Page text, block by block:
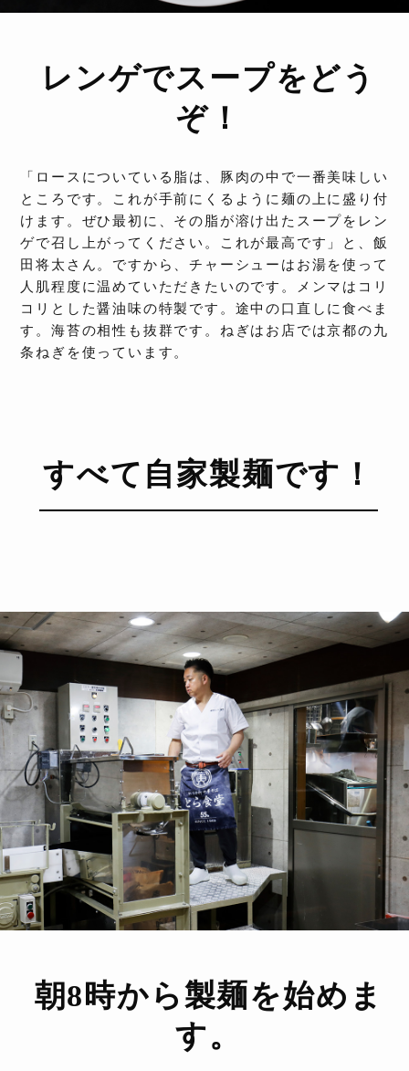
レンゲでスープをどう
ぞ！
「ロースについている脂は、豚肉の中で一番美味しい
ところです。これが手前にくるように麺の上に盛り付
けます。ぜひ最初に、その脂が溶け出たスープをレン
ゲで召し上がってください。これが最高です」と、飯
田将太さん。ですから、チャーシューはお湯を使って
人肌程度に温めていただきたいのです。メンマはコリ
コリとした醤油味の特製です。途中の口直しに食べま
す。海苔の相性も抜群です。ねぎはお店では京都の九
条ねぎを使っています。
すべて自家製麺です！
朝8時から製麺を始めま
す。